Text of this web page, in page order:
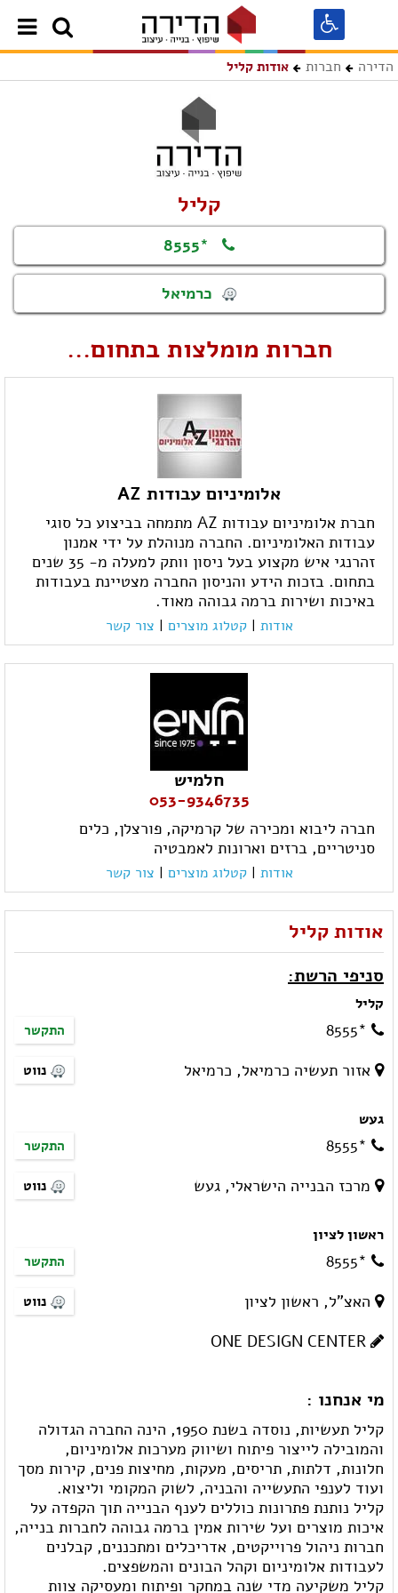
הדירה חברות אודות קליל
קליל
*8555
כרמיאל
חברות מומלצות בתחום...
אלומיניום עבודות AZ
חברת אלומיניום עבודות AZ מתמחה בביצוע כל סוגי
עבודות האלומיניום. החברה מנוהלת על ידי אמנון
זהרנגי איש מקצוע בעל ניסון וותק למעלה מ- 35 שנים
בתחום. בזכות הידע והניסון החברה מצטיינת בעבודות
באיכות ושירות ברמה גבוהה מאוד.
אודות | קטלוג מוצרים | צור קשר
חלמיש
053-9346735
חברה ליבוא ומכירה של קרמיקה, פורצלן, כלים
סניטריים, ברזים וארונות לאמבטיה
אודות | קטלוג מוצרים | צור קשר
אודות קליל
סניפי הרשת:
קליל
*8555 התקשר
אזור תעשיה כרמיאל, כרמיאל נווט
געש
*8555 התקשר
מרכז הבנייה הישראלי, געש נווט
ראשון לציון
*8555 התקשר
האצ"ל, ראשון לציון נווט
ONE DESIGN CENTER
מי אנחנו :
קליל תעשיות, נוסדה בשנת 1950, הינה החברה הגדולה
והמובילה לייצור פיתוח ושיווק מערכות אלומיניום,
חלונות, דלתות, תריסים, מעקות, מחיצות פנים, קירות מסך
ועוד לענפי התעשייה והבניה, לשוק המקומי וליצוא.
קליל נותנת פתרונות כוללים לענף הבנייה תוך הקפדה על
איכות מוצרים ועל שירות אמין ברמה גבוהה לחברות בנייה,
חברות ניהול פרוייקטים, אדריכלים ומתכננים, קבלנים
לעבודות אלומיניום וקהל הבונים והמשפצים.
קליל משקיעה מדי שנה במחקר ופיתוח ומעסיקה צוות